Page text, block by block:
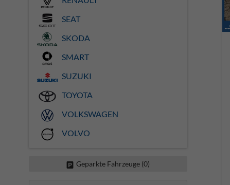
SEAT
SKODA
SMART
SUZUKI
TOYOTA
VOLKSWAGEN
VOLVO
Geparkte Fahrzeuge (0)